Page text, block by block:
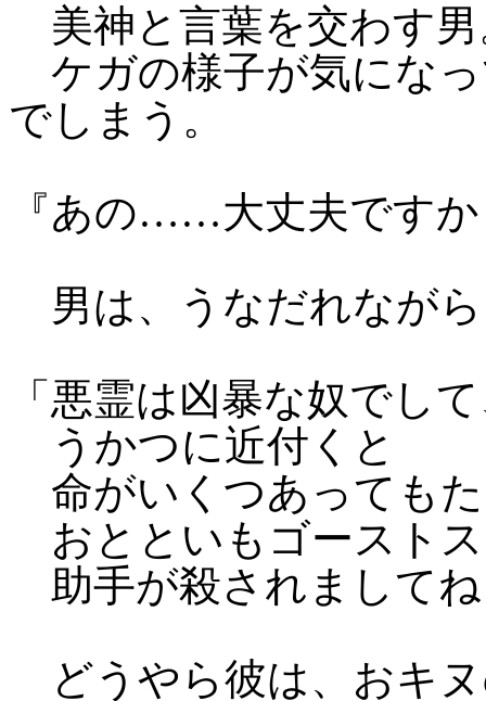
美神と言葉を交わす男
ケガの様子が気にな
でしまう。
『あの……大丈夫です
男は、うなだれなが
「悪霊は凶暴な奴でし
うかつに近付くと
命がいくつあっても
おとといもゴースト
助手が殺されまして
どうやら彼は、おキ